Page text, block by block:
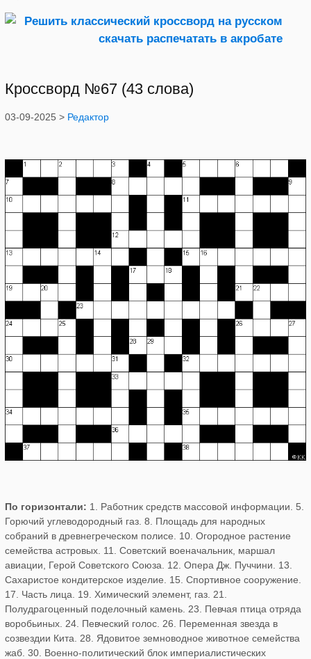
Кроссворд №67 (43 слова)
03-09-2025 > Редактор
По горизонтали: 1. Работник средств массовой информации. 5.
Горючий углеводородный газ. 8. Площадь для народных
собраний в древнегреческом полисе. 10. Огородное растение
семейства астровых. 11. Советский военачальник, маршал
авиации, Герой Советского Союза. 12. Опера Дж. Пуччини. 13.
Сахаристое кондитерское изделие. 15. Спортивное сооружение.
17. Часть лица. 19. Химический элемент, газ. 21.
Полудрагоценный поделочный камень. 23. Певчая птица отряда
воробьиных. 24. Певческий голос. 26. Переменная звезда в
созвездии Кита. 28. Ядовитое земноводное животное семейства
жаб. 30. Военно-политический блок империалистических